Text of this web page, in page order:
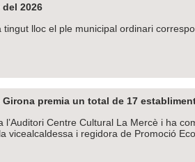
2026
tingut lloc el ple municipal ordinari
premia un total de 17
l’Auditori Centre Cultural La Mercè i ha
vicealcaldessa i regidora de Promoció